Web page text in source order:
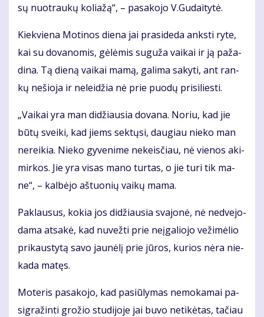
sų nuo­trau­kų ko­lia­žą“, – pa­sa­ko­jo V.Gu­dai­ty­tė.
Kiek­vie­na Mo­ti­nos die­na jai pra­si­de­da anks­ti ry­te,
kai su do­va­no­mis, gė­lė­mis su­gu­ža vai­kai ir ją pa­ža­
di­na. Tą die­ną vai­kai ma­mą, ga­li­ma sa­ky­ti, ant ran­
kų ne­šio­ja ir ne­lei­džia nė prie puo­dų pri­si­lies­ti.
„Vai­kai yra man di­džiau­sia do­va­na. No­riu, kad jie
bū­tų svei­ki, kad jiems sek­tų­si, dau­giau nie­ko man
ne­rei­kia. Nie­ko gy­ve­ni­me ne­keis­čiau, nė vie­nos aki­
mir­kos. Jie yra vi­sas ma­no tur­tas, o jie tu­ri tik ma­
ne“, – kal­bė­jo aš­tuo­nių vai­kų ma­ma.
Pa­klau­sus, ko­kia jos di­džiau­sia sva­jo­nė, nė ne­dve­jo­
da­ma at­sa­kė, kad nu­vež­ti prie ne­įga­lio­jo ve­ži­mė­lio
pri­kaus­ty­tą sa­vo jau­nė­lį prie jū­ros, ku­rios nė­ra nie­
ka­da ma­tęs.
Mo­te­ris pa­sa­ko­jo, kad pa­siū­ly­mas ne­mo­ka­mai pa­
sig­ra­žin­ti gro­žio stu­di­jo­je jai bu­vo ne­ti­kė­tas, ta­čiau